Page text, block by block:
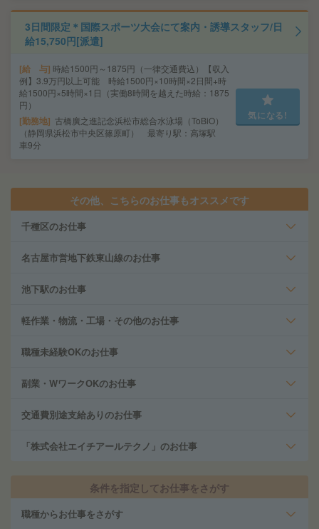
3日間限定＊国際スポーツ大会にて案内・誘導スタッフ/日
給15,750円[派遣]
給 与 時給1500円～1875円（一律交通費込）【収入
例】3.9万円以上可能 時給1500円×10時間×2日間+時
給1500円×5時間×1日（実働8時間を越えた時給：1875
円）
勤務地
古橋廣之進記念浜松市総合水泳場（ToBiO）
（静岡県浜松市中央区篠原町） 最寄り駅：高塚駅
車9分
気になる!
その他、こちらのお仕事もオススメです
千種区のお仕事
名古屋市営地下鉄東山線のお仕事
池下駅のお仕事
軽作業・物流・工場・その他のお仕事
職種未経験OKのお仕事
副業・WワークOKのお仕事
交通費別途支給ありのお仕事
「株式会社エイチアールテクノ」のお仕事
条件を指定してお仕事をさがす
職種からお仕事をさがす